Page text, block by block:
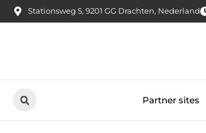
Stationsweg 5, 9201 GG Drachten, Nederland
Partner sites